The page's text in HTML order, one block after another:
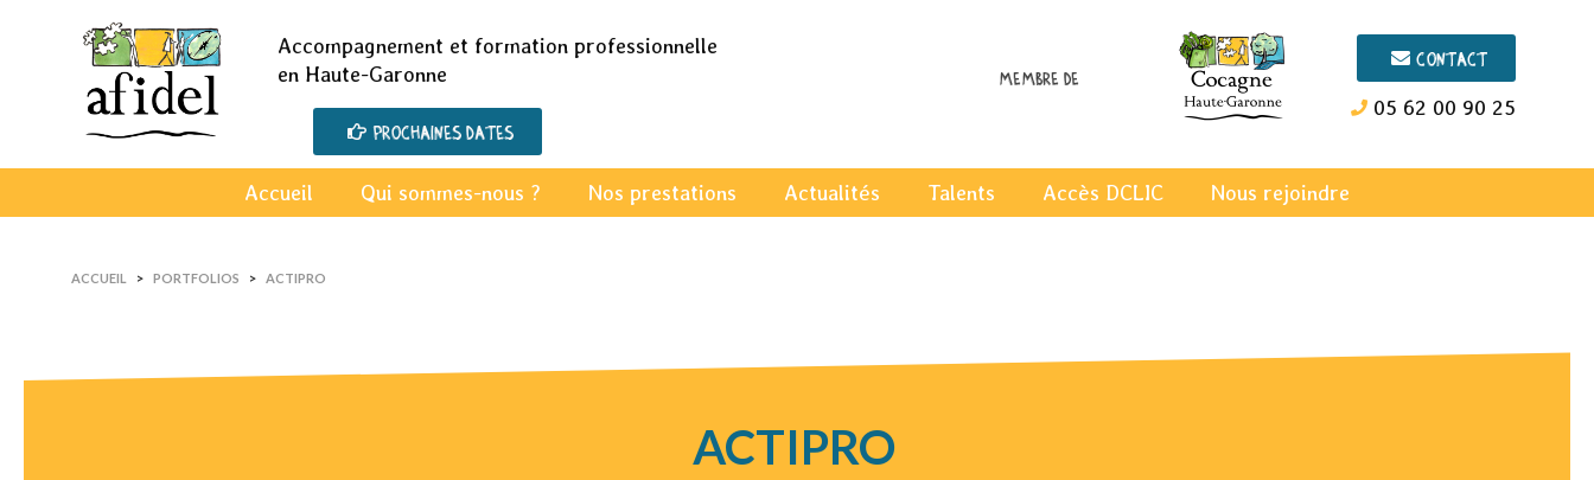
Accompagnement et formation professionnelle
en Haute-Garonne
Prochaines dates
Membre de
Contact
05 62 00 90 25
Accueil Qui sommes-nous ? Nos prestations Actualités Talents Accès DCLIC Nous rejoindre
ACCUEIL PORTFOLIOS ACTIPRO
ACTIPRO